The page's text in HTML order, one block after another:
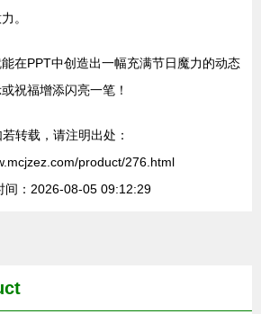
。
在PPT中创造出一幅充满节日魔力的动态
祝福增添闪亮一笔！
转载，请注明出处：
product/276.html
间：2026-08-05 09:12:29